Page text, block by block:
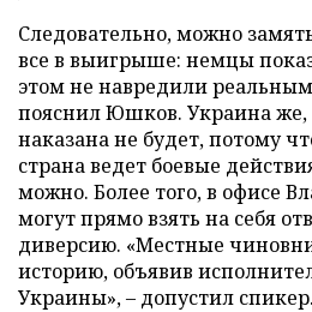
Следовательно, можно
все в выигрыше: немцы
этом не навредили
пояснил Юшков. Украина же,
наказана не будет, потому
страна ведет боевые
можно. Более того, в офисе
могут прямо взять на себя
диверсию. «Местные
историю, объявив
Украины», – допустил спикер.